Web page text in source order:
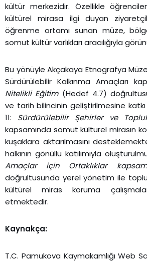
kültür merkezidir. Özellikle
kültürel mirasa ilgi duyan
öğrenme ortamı sunan müze,
somut kültür varlıkları aracılığıyla
Bu yönüyle Akçakaya Etnografya
Sürdürülebilir Kalkınma Amaçları
Nitelikli Eğitim(Hedef 4.7)
ve tarih bilincinin geliştirilmesine
11: Sürdürülebilir Şehirler ve
kapsamında somut kültürel mirasın
kuşaklara aktarılmasını
halkının gönüllü katılımıyla
Amaçlar için Ortaklıklar
doğrultusunda yerel yönetim ile
kültürel miras koruma
etmektedir.
Kaynakça:
T.C. Pamukova Kaymakamlığı Web